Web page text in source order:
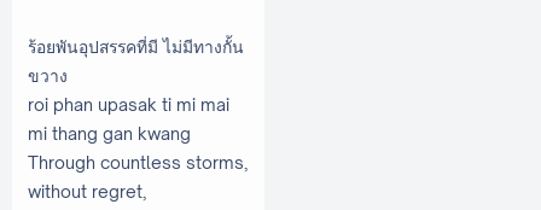
ร้อยพันอุปสรรคที่มี ไม่มีทางกั้น
ขวาง
roi phan upasak ti mi mai
mi thang gan kwang
Through countless storms,
without regret,